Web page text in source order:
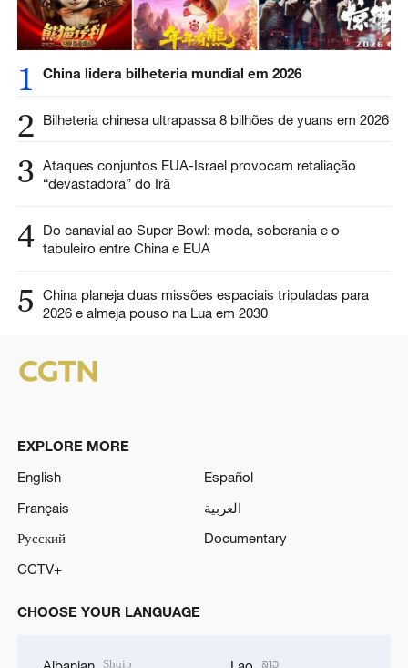
1 China lidera bilheteria mundial em 2026
2 Bilheteria chinesa ultrapassa 8 bilhões de yuans em 2026
3 Ataques conjuntos EUA-Israel provocam retaliação
“devastadora” do Irã
4 Do canavial ao Super Bowl: moda, soberania e o
tabuleiro entre China e EUA
5
China planeja duas missões espaciais tripuladas para
2026 e almeja pouso na Lua em 2030
EXPLORE MORE
English
Español
Français
العربية
Русский
Documentary
CCTV+
CHOOSE YOUR LANGUAGE